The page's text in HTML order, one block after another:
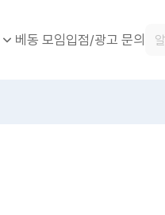
베동 모임입점/광고 문의